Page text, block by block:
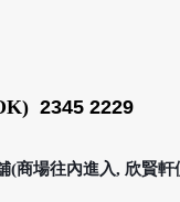
2345 2229
(商場往內進入, 欣賢軒